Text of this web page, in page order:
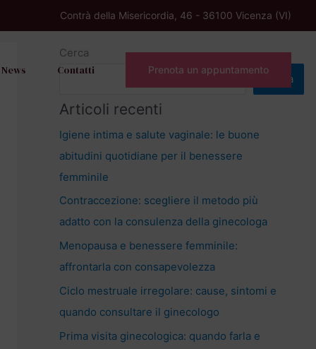
Contrà della Misericordia, 46 - 36100 Vicenza (VI)
News Contatti Prenota un appuntamento
Cerca
Cerca
Articoli recenti
Igiene intima e salute vaginale: le buone
abitudini quotidiane per il benessere
femminile
Contraccezione: scegliere il metodo più
adatto con la consulenza della ginecologa
Menopausa e benessere femminile:
affrontarla con consapevolezza
Ciclo mestruale irregolare: cause, sintomi e
quando consultare il ginecologo
Prima visita ginecologica: quando farla e